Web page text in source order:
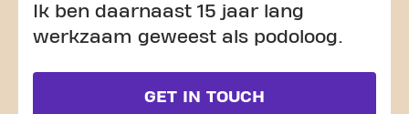
Ik ben daarnaast 15 jaar lang
werkzaam geweest als podoloog.
GET IN TOUCH